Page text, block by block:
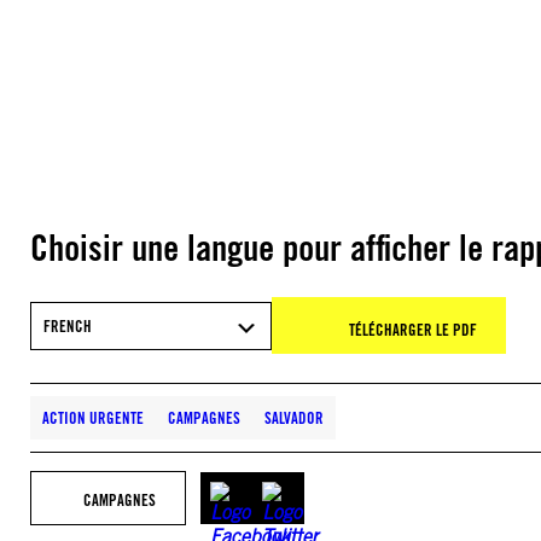
Choisir une langue pour afficher le
FRENCH TÉLÉCHARGER LE PDF
ACTION URGENTE CAMPAGNES SALVADOR
CAMPAGNES